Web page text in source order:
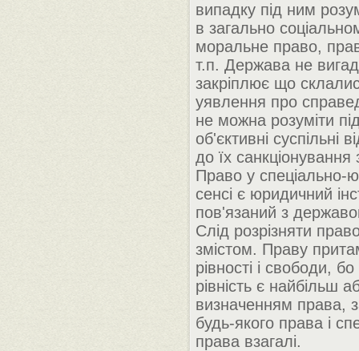
випадку під ним
в загально
моральне право,
т.п. Держава не
закріплює що
уявлення про
не можна розуміти
об'єктивні суспільні
до їх санкціонування
Право у спеціально-
сенсі є юридичний
пов'язаний з
Слід розрізняти
змістом. Праву
рівності і свободи,
рівність є найбільш
визначенням права,
будь-якого права і
права взагалі.